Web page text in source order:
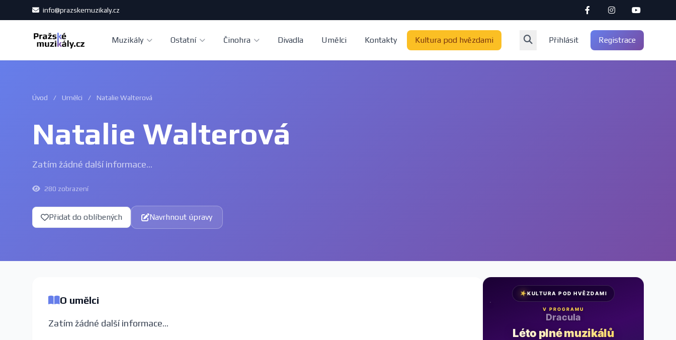
info@prazskemuzikaly.cz
Muzikály Ostatní Činohra Divadla Umělci Kontakty Kultura pod hvězdami Přihlásit Registrace
Úvod / Umělci / Natalie Walterová
Natalie Walterová
Zatím žádné další informace...
280 zobrazení
Přidat do oblíbených Navrhnout úpravy
O umělci
Zatím žádné další informace...
★KULTURA POD HVĚZDAMI
V PROGRAMU
Noc na Karlštejně
Léto plné muzikálů